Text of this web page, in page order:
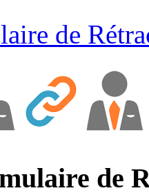
de
de